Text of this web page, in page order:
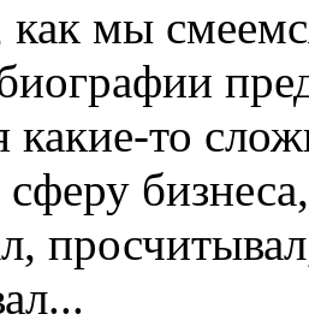
как мы
какие-то